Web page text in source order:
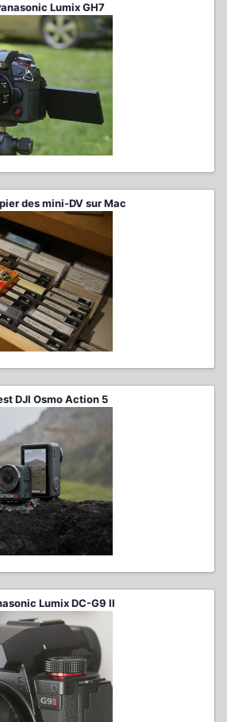
Lumix GH7
des mini-DV sur Mac
DJI Osmo Action 5
Lumix DC-G9 II